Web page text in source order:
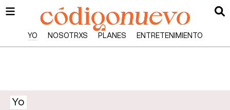
YO NOSOTRXS PLANES ENTRETENIMIENTO
Yo